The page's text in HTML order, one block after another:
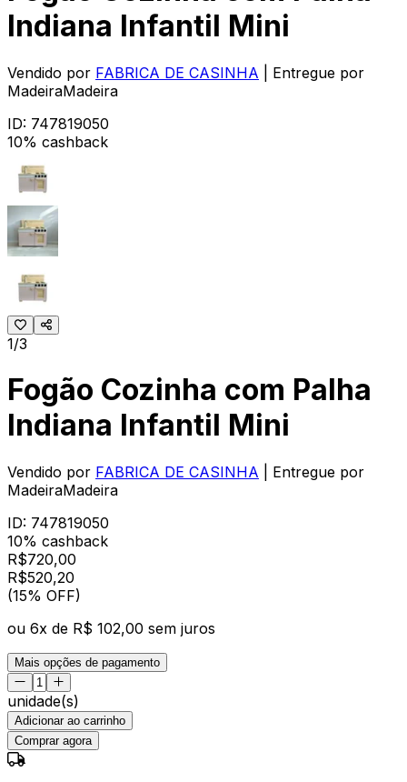
Indiana Infantil Mini
Vendido por FABRICA DE CASINHA
| Entregue por
MadeiraMadeira
ID: 747819050
10% cashback
1/3
Fogão Cozinha com Palha
Indiana Infantil Mini
Vendido por FABRICA DE CASINHA
| Entregue por
MadeiraMadeira
ID: 747819050
10% cashback
R$720,00
R$520,20
(15% OFF)
ou 6x de R$ 102,00 sem juros
Mais opções de pagamento
unidade(s)
Adicionar ao carrinho
Comprar agora